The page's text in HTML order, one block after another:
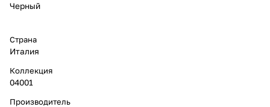
Черный
Страна
Италия
Коллекция
04001
Производитель